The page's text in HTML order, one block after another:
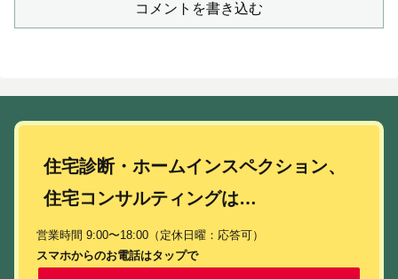
コメントを書き込む
住宅診断・ホームインスペクション、
住宅コンサルティングは…
営業時間 9:00〜18:00（定休日曜：応答可）
スマホからのお電話はタップで